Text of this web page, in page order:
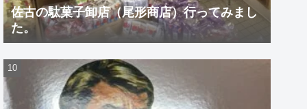
佐古の駄菓子卸店（尾形商店）行ってみまし
た。